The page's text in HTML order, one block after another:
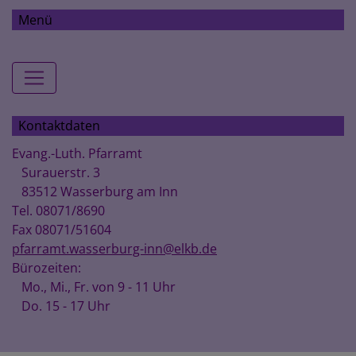
Menü
Hauptnavigation
Kontaktdaten
Evang.-Luth. Pfarramt
Surauerstr. 3
83512 Wasserburg am Inn
Tel. 08071/8690
Fax 08071/51604
pfarramt.wasserburg-inn@elkb.de
Bürozeiten:
Mo., Mi., Fr. von 9 - 11 Uhr
Do. 15 - 17 Uhr